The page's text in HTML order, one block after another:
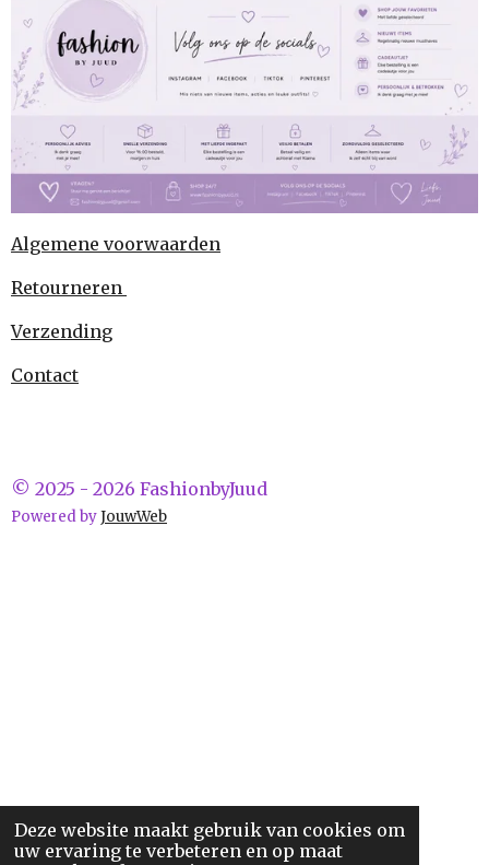
Deze website maakt gebruik van cookies om
uw ervaring te verbeteren en op maat
Algemene voorwaarden
Retourneren
Verzending
Contact
© 2025 - 2026 FashionbyJuud
Powered byJouwWeb